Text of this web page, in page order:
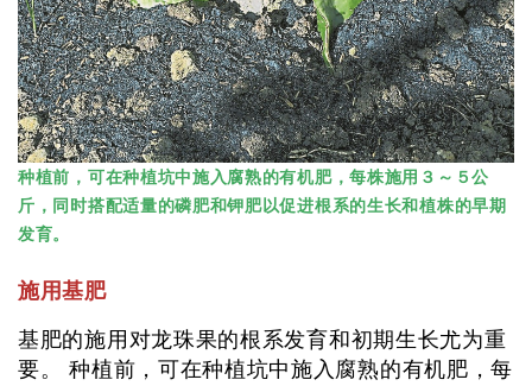
种植前，可在种植坑中施入腐熟的有机肥，每株施用３～５公
斤，同时搭配适量的磷肥和钾肥以促进根系的生长和植株的早期
发育。
施用基肥
基肥的施用对龙珠果的根系发育和初期生长尤为重
要。 种植前，可在种植坑中施入腐熟的有机肥，每